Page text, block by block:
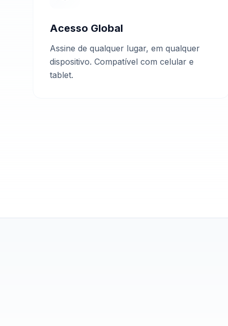
Acesso Global
Assine de qualquer lugar, em qualquer
dispositivo. Compatível com celular e
tablet.